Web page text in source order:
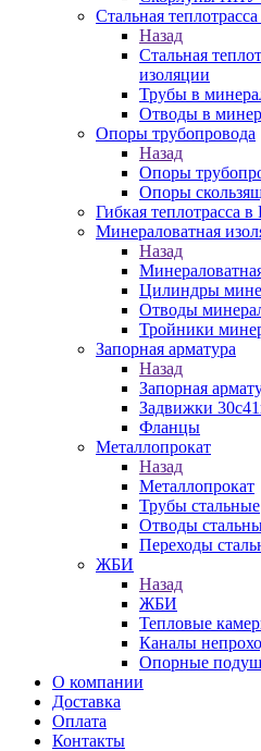
Стальная
Назад
Стальная
изоляции
Трубы в
Отводы в
Опоры трубопровода
Назад
Опоры
Опоры
Гибкая теплотрасса
Минераловатная
Назад
Цилиндры
Отводы
Тройники
Запорная арматура
Назад
Запорная
Задвижки
Фланцы
Металлопрокат
Назад
Металлопрокат
Трубы стальные
Отводы
Переходы
ЖБИ
Назад
ЖБИ
Тепловые
Каналы
Опорные
О компании
Доставка
Оплата
Контакты